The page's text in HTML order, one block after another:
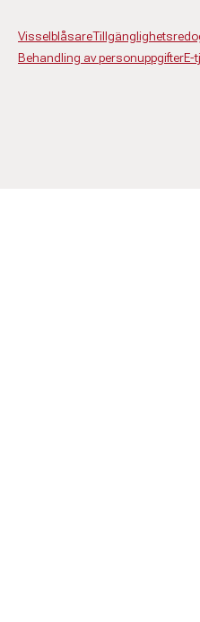
Visselblåsare
Behandling av personuppgifterE-